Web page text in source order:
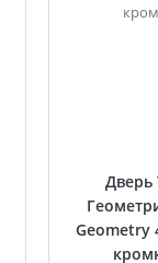
Дверь
Geometry